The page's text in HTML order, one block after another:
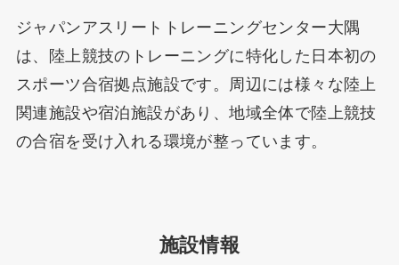
ジャパンアスリートトレーニングセンター大隅
は、陸上競技のトレーニングに特化した日本初の
スポーツ合宿拠点施設です。周辺には様々な陸上
関連施設や宿泊施設があり、地域全体で陸上競技
の合宿を受け入れる環境が整っています。
施設情報